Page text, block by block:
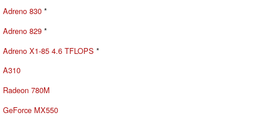
Adreno 830 *
Adreno 829 *
Adreno X1-85 4.6 TFLOPS *
A310
Radeon 780M
GeForce MX550